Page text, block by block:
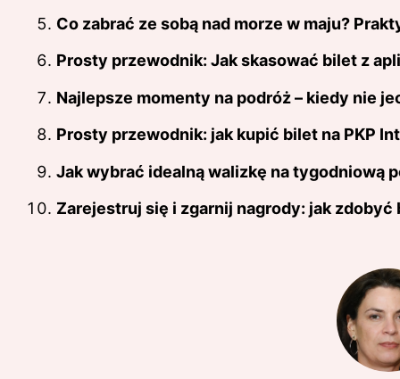
Co zabrać ze sobą nad morze w maju?
Prosty przewodnik: Jak skasować bilet z
Najlepsze momenty na podróż – kiedy nie
Prosty przewodnik: jak kupić bilet na PKP
Jak wybrać idealną walizkę na tygodniową
Zarejestruj się i zgarnij nagrody: jak